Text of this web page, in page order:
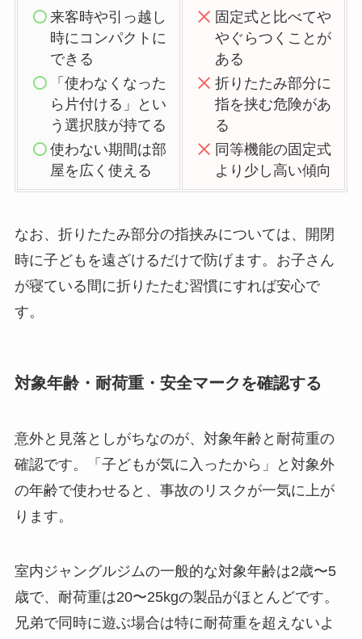
来客時や引っ越し
時にコンパクトに
できる
「使わなくなった
ら片付ける」とい
う選択肢が持てる
使わない期間は部
屋を広く使える
固定式と比べてや
やぐらつくことが
ある
折りたたみ部分に
指を挟む危険があ
る
同等機能の固定式
より少し高い傾向
なお、折りたたみ部分の指挟みについては、開閉
時に子どもを遠ざけるだけで防げます。お子さん
が寝ている間に折りたたむ習慣にすれば安心で
す。
対象年齢・耐荷重・安全マークを確認する
意外と見落としがちなのが、対象年齢と耐荷重の
確認です。「子どもが気に入ったから」と対象外
の年齢で使わせると、事故のリスクが一気に上が
ります。
室内ジャングルジムの一般的な対象年齢は2歳〜5
歳で、耐荷重は20〜25kgの製品がほとんどです。
兄弟で同時に遊ぶ場合は特に耐荷重を超えないよ